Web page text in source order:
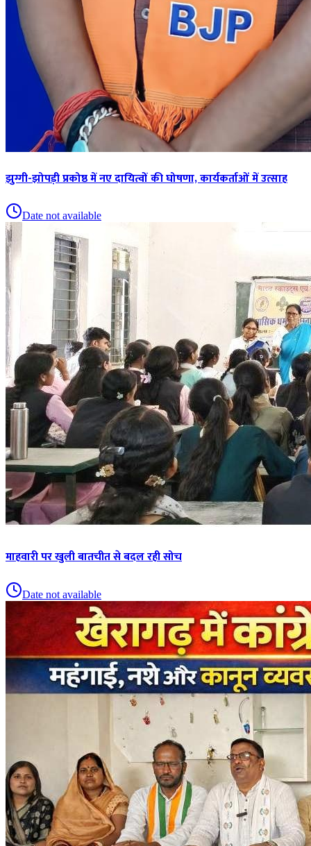
झुग्गी-झोपड़ी प्रकोष्ठ में नए दायित्वों की घोषणा, कार्यकर्ताओं में उत्साह
Date not available
माहवारी पर खुली बातचीत से बदल रही सोच
Date not available